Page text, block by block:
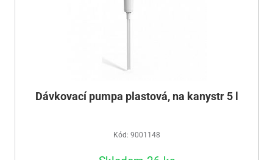
Dávkovací pumpa plastová, na kanystr 5 l
Kód: 9001148